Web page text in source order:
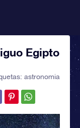
Egipto
astronomia